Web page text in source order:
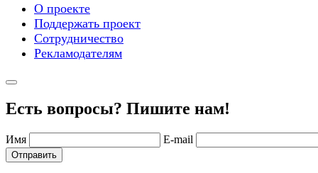
О проекте
Поддержать проект
Сотрудничество
Рекламодателям
Есть вопросы? Пишите нам!
Имя E-mail